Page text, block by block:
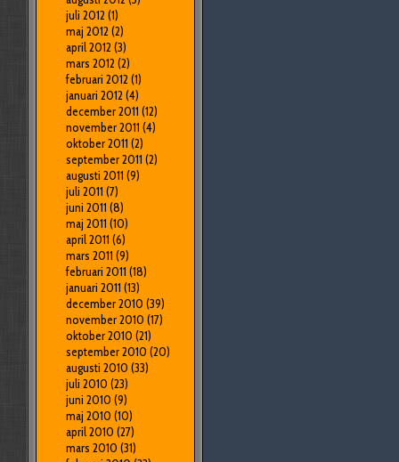
juli 2012 (1)
maj 2012 (2)
april 2012 (3)
mars 2012 (2)
februari 2012 (1)
januari 2012 (4)
december 2011 (12)
november 2011 (4)
oktober 2011 (2)
september 2011 (2)
augusti 2011 (9)
juli 2011 (7)
juni 2011 (8)
maj 2011 (10)
april 2011 (6)
mars 2011 (9)
februari 2011 (18)
januari 2011 (13)
december 2010 (39)
november 2010 (17)
oktober 2010 (21)
september 2010 (20)
augusti 2010 (33)
juli 2010 (23)
juni 2010 (9)
maj 2010 (10)
april 2010 (27)
mars 2010 (31)